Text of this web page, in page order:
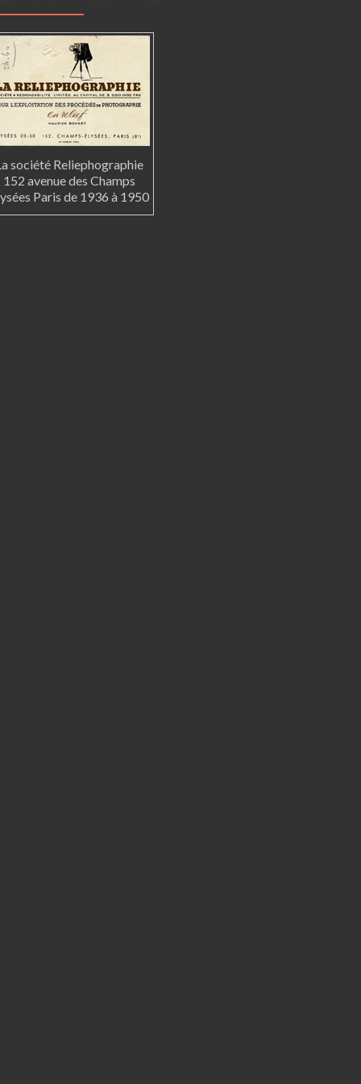
société Reliephographie
152 avenue des Champs
Paris de 1936 à 1950